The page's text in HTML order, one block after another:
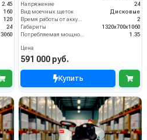
2.45
160
120
24
3060
Напряжение
24
Вид моечных щеток
Дисковые
Время работы от аккумуляторов (ч)
2
Габариты
1320х700х1060
1.35
Цена
591 000 руб.
Купить